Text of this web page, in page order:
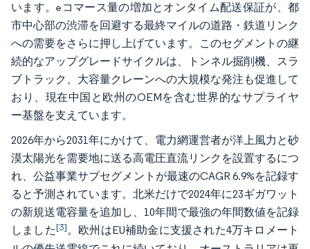
います。eコマース量の増加とオンタイム配送保証が、都
市中心部の渋滞を回避する最終マイルの道路・鉄道リンク
への需要をさらに押し上げています。このセグメントの継
続的なアップグレードサイクルは、トンネル掘削機、スラ
ブトラック、大容量クレーンへの大規模な発注も促進して
おり、現在中国と欧州のOEMを含む世界的なサプライヤ
ー基盤を支えています。
2026年から2031年にかけて、電力網運営者が洋上風力と砂
漠太陽光を需要地に送る高電圧直流リンクを設置するにつ
れ、公益事業サブセグメントが最速のCAGR 6.9%を記録す
ると予測されています。北米だけで2024年に23ギガワット
の新規送電容量を追加し、10年間で最強の年間数値を記録
しました[3]。欧州はEU補助金に支援された4万キロメート